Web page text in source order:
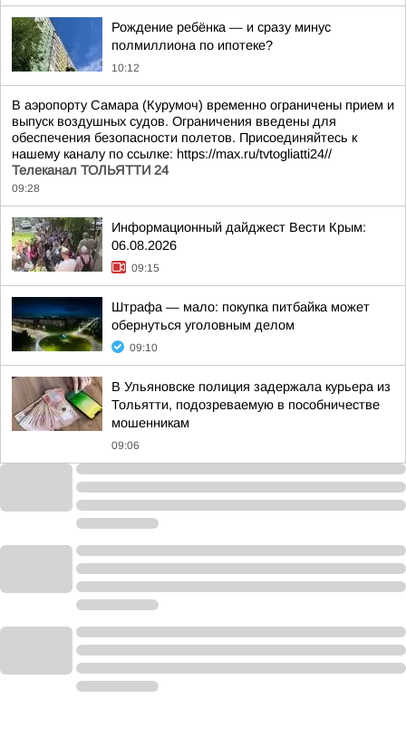
Рождение ребёнка — и сразу минус
полмиллиона по ипотеке?
10:12
В аэропорту Самара (Курумоч) временно ограничены прием и
выпуск воздушных судов. Ограничения введены для
обеспечения безопасности полетов. Присоединяйтесь к
нашему каналу по ссылке: https://max.ru/tvtogliatti24//
Телеканал ТОЛЬЯТТИ 24
09:28
Информационный дайджест Вести Крым:
06.08.2026
09:15
Штрафа — мало: покупка питбайка может
обернуться уголовным делом
09:10
В Ульяновске полиция задержала курьера из
Тольятти, подозреваемую в пособничестве
мошенникам
09:06